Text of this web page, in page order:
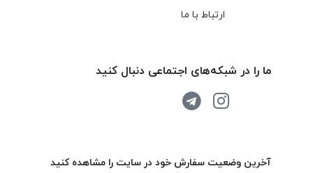
ارتباط با ما
ما را در شبکه‌های اجتماعی دنبال کنید
آخرین وضعیت سفارش خود در سایت را مشاهده کنید